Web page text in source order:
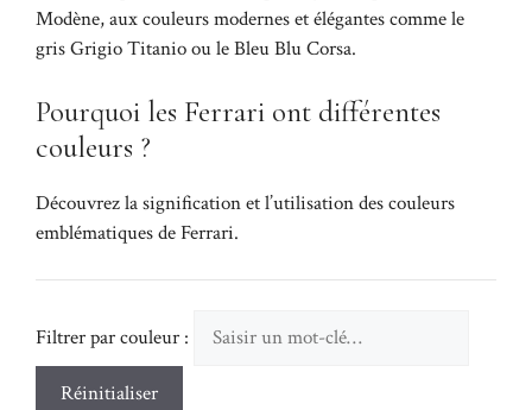
Modène, aux couleurs modernes et élégantes comme le
gris Grigio Titanio ou le Bleu Blu Corsa.
Pourquoi les Ferrari ont différentes
couleurs ?
Découvrez la signification et l’utilisation des couleurs
emblématiques de Ferrari.
Filtrer par couleur :
Réinitialiser